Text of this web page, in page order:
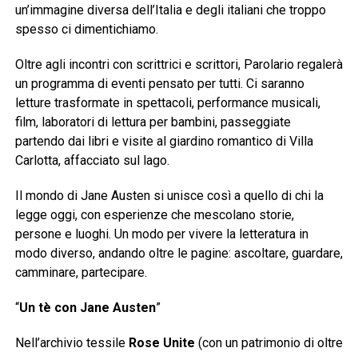
un’immagine diversa dell’Italia e degli italiani che troppo
spesso ci dimentichiamo.
Oltre agli incontri con scrittrici e scrittori, Parolario regalerà
un programma di eventi pensato per tutti. Ci saranno
letture trasformate in spettacoli, performance musicali,
film, laboratori di lettura per bambini, passeggiate
partendo dai libri e visite al giardino romantico di Villa
Carlotta, affacciato sul lago.
Il mondo di Jane Austen si unisce così a quello di chi la
legge oggi, con esperienze che mescolano storie,
persone e luoghi. Un modo per vivere la letteratura in
modo diverso, andando oltre le pagine: ascoltare, guardare,
camminare, partecipare.
“Un tè con Jane Austen”
Nell’archivio tessile Rose Unite (con un patrimonio di oltre